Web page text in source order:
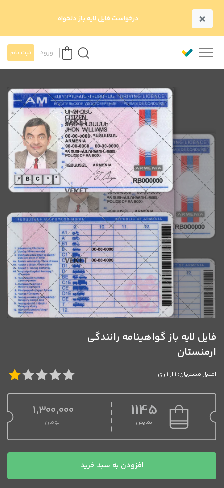
× درخواست فایل لایه باز دلخواه
ورود ثبت نام
فایل لایه باز گواهینامه رانندگی
ارمنستان
امتیاز مشتریان: 1 از 1 رای
1145
نمایش
1,300,000
تومان
باز
افزودن به سبد خرید